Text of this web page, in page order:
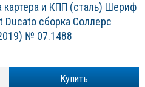
картера и КПП (сталь) Шериф
Ducato сборка Соллерc
№ 07.1488
Купить